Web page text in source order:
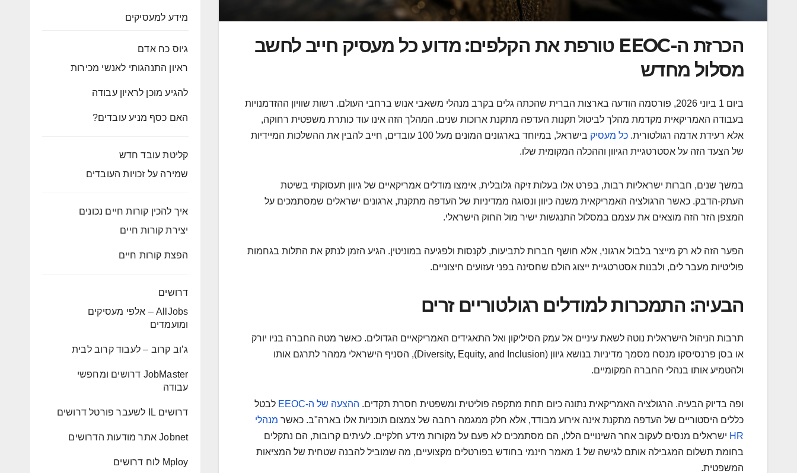
הכרזת ה-EEOC טורפת את הקלפים: מדוע כל מעסיק חייב לחשב
מסלול מחדש
ביום 1 ביוני 2026, פורסמה הודעה בארצות הברית שהכתה גלים בקרב מנהלי משאבי אנוש ברחבי העולם. רשות שוויון ההזדמנויות
בעבודה האמריקאית מקדמת מהלך לביטול תקנות העדפה מתקנת ארוכות שנים. המהלך הזה אינו עוד כותרת משפטית רחוקה,
אלא רעידת אדמה רגולטורית. כל מעסיק
בישראל, במיוחד בארגונים המונים מעל 100 עובדים, חייב להבין את ההשלכות המיידיות
של הצעד הזה על אסטרטגיית הגיוון וההכלה המקומית שלו.
במשך שנים, חברות ישראליות רבות, בפרט אלו בעלות זיקה גלובלית, אימצו מודלים אמריקאיים של גיוון תעסוקתי בשיטת
העתק-הדבק. כאשר הרגולציה האמריקאית משנה כיוון ונסוגה ממדיניות של העדפה מתקנת, ארגונים ישראלים שמסתמכים על
המצפן הזר הזה מוצאים את עצמם במסלול התנגשות ישיר מול החוק הישראלי.
הפער הזה לא רק מייצר בלבול ארגוני, אלא חושף חברות לתביעות, לקנסות ולפגיעה במוניטין. הגיע הזמן לנתק את התלות בגחמות
פוליטיות מעבר לים, ולבנות אסטרטגיית ייצוג הולם שחסינה בפני זעזועים חיצוניים.
הבעיה: התמכרות למודלים רגולטוריים זרים
תרבות הניהול הישראלית נוטה לשאת עיניים אל עמק הסיליקון ואל התאגידים האמריקאיים הגדולים. כאשר מטה החברה בניו יורק
או בסן פרנסיסקו מנסח מסמך מדיניות בנושא גיוון (Diversity, Equity, and Inclusion), הסניף הישראלי ממהר לתרגם אותו
ולהטמיע אותו בנהלי החברה המקומיים.
ופה בדיוק הבעיה. הרגולציה האמריקאית נתונה כיום תחת מתקפה פוליטית ומשפטית חסרת תקדים. ההצעה של ה-EEOC
לבטל
כללים היסטוריים של העדפה מתקנת אינה אירוע מבודד, אלא חלק ממגמה רחבה של צמצום תוכניות אלו בארה"ב. כאשר מנהלי
HR ישראלים מנסים לעקוב אחר השינויים הללו, הם מסתמכים לא פעם על מקורות מידע חלקיים. לעיתים קרובות, הם נתקלים
בחומת תשלום המגבילה אותם לגישה של 1 מאמר חינמי בחודש בפורטלים מקצועיים, מה שמוביל להבנה שטחית של המציאות
המשפטית.
מידע למעסיקים
גיוס כח אדם
ראיון התנהגותי לאנשי מכירות
להגיע מוכן לראיון עבודה
האם כסף מניע עובדים?
קליטת עובד חדש
שמירה על זכויות העובדים
איך להכין קורות חיים נכונים
יצירת קורות חיים
הפצת קורות חיים
דרושים
AllJobs – אלפי מעסיקים
ומועמדים
ג’וב קרוב – לעבוד קרוב לבית
JobMaster דרושים ומחפשי
עבודה
דרושים IL לשעבר פורטל דרושים
Jobnet אתר מודעות הדרושים
Mploy לוח דרושים